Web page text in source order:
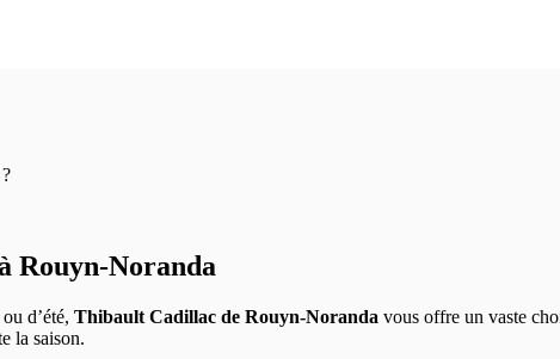
Rouyn-Noranda
d’été, Thibault Cadillac de Rouyn-Noranda vous offre un vaste
la saison.